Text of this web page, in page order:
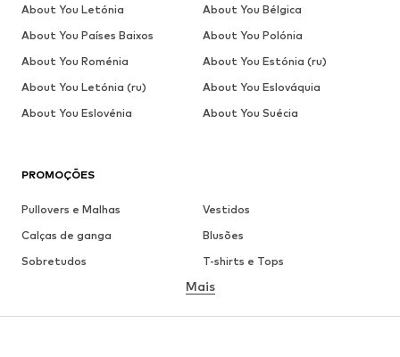
PROMOÇÕES
Pullovers e Malhas
Vestidos
Calças de ganga
Blusões
Sobretudos
T-shirts e Tops
Roupa interior
Mais
About You Letónia
About You Bélgica
About You Países Baixos
About You Polónia
About You Roménia
About You Estónia (ru)
About You Letónia (ru)
About You Eslováquia
About You Eslovénia
About You Suécia